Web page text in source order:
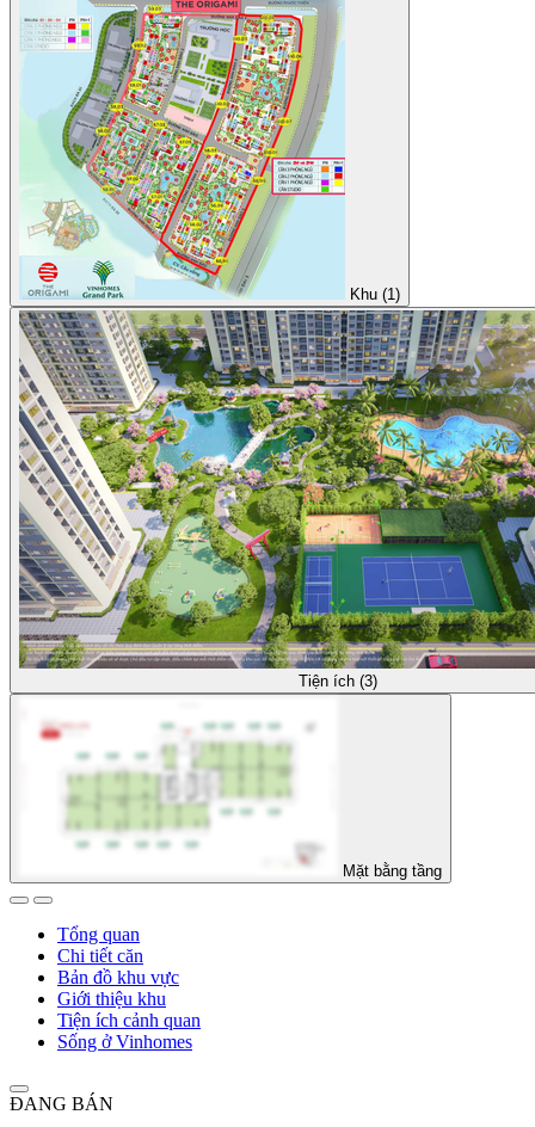
Khu (1)
Tiện ích (3)
Mặt bằng tầng
Tổng quan
Chi tiết căn
Bản đồ khu vực
Giới thiệu khu
Tiện ích cảnh quan
Sống ở Vinhomes
ĐANG BÁN